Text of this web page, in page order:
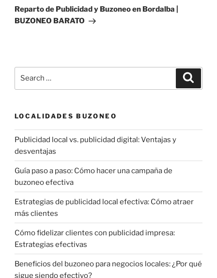
Post
Reparto de Publicidad y Buzoneo en Bordalba |
BUZONEO BARATO
LOCALIDADES BUZONEO
Publicidad local vs. publicidad digital: Ventajas y
desventajas
Guía paso a paso: Cómo hacer una campaña de
buzoneo efectiva
Estrategias de publicidad local efectiva: Cómo atraer
más clientes
Cómo fidelizar clientes con publicidad impresa:
Estrategias efectivas
Beneficios del buzoneo para negocios locales: ¿Por qué
sigue siendo efectivo?